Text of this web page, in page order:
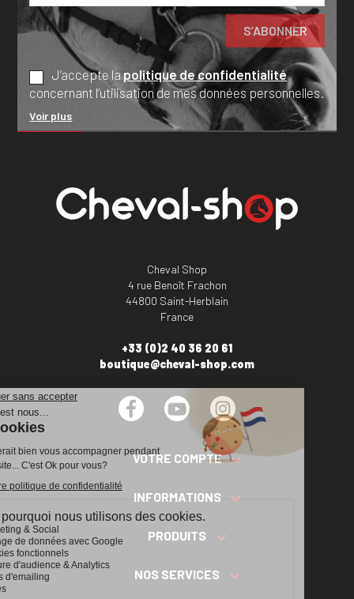
J’accepte lapolitique de confidentialité
concernant l’utilisation de mes données personnelles.
Voir plus
Cheval Shop
4 rue Benoît Frachon
44800 Saint-Herblain
France
+33 (0)2 40 36 20 61
boutique@cheval-shop.com
Facebook YouTube
VOTRE COMPTE 
INFORMATIONS 
PRODUITS 
NOS SERVICES 